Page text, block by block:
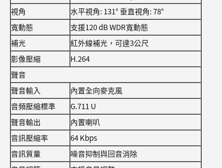
視角
水平視角: 131° 垂直視角: 78°
寬動態
支援120 dB WDR寬動態
補光
紅外線補光，可達3公尺
影像壓縮
H.264
聲音
聲音輸入
內置全向麥克風
音頻壓縮標準
G.711 U
聲音輸出
內置喇叭
音訊壓縮率
64 Kbps
音訊質量
噪音抑制與回音消除